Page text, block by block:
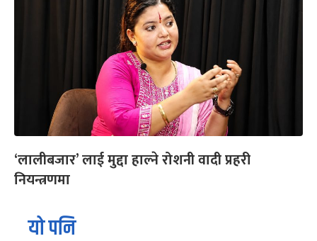
‘लालीबजार’ लाई मुद्दा हाल्ने रोशनी वादी प्रहरी
नियन्त्रणमा
यो पनि